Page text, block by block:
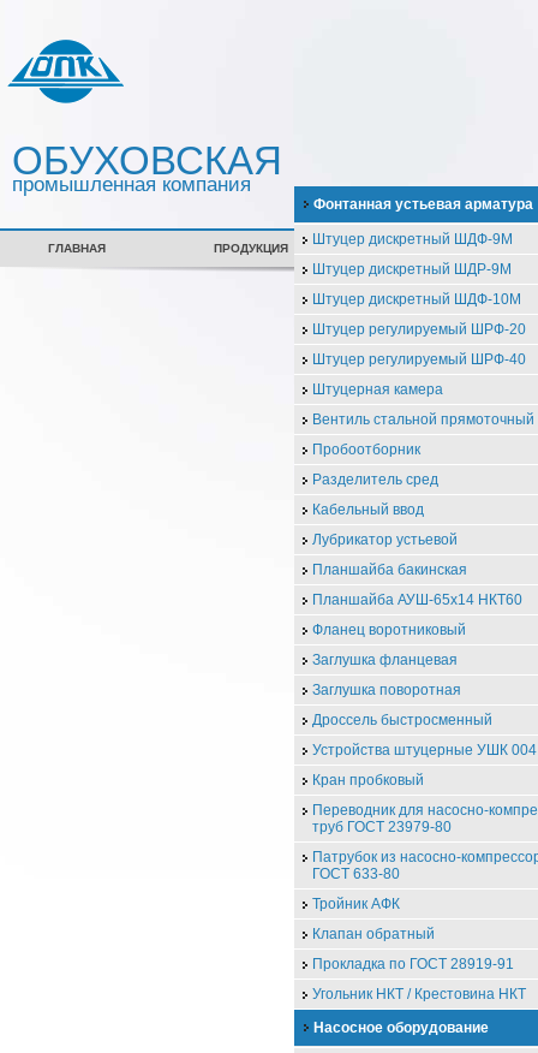
ОБУХОВСКАЯ
промышленная компания
ГЛАВНАЯ ПРОДУКЦИЯ СЕРТИФИКАТЫ
Фонтанная устьевая арматура
Штуцер дискретный ШДФ-9М
Штуцер дискретный ШДР-9М
Штуцер дискретный ШДФ-10М
Штуцер регулируемый ШРФ-20
Штуцер регулируемый ШРФ-40
Штуцерная камера
Вентиль стальной
Пробоотборник
Разделитель сред
Кабельный ввод
Лубрикатор устьевой
Планшайба бакинская
Планшайба АУШ-65х14 НКТ60
Фланец воротниковый
Заглушка фланцевая
Заглушка поворотная
Дроссель быстросменный
Устройства штуцерные УШК
Кран пробковый
Переводник для насосно-
труб ГОСТ 23979-80
Патрубок из насосно-
ГОСТ 633-80
Тройник АФК
Клапан обратный
Прокладка по ГОСТ 28919-91
Угольник НКТ / Крестовина НКТ
Насосное оборудование